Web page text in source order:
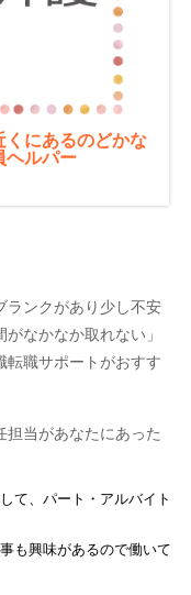
くにあるのどかな
ヘルパー
ランクがあり少し不安
なかなか取れない」
転職サポートがおすす
担当があなたにあった
て、 パート・アルバイト
も興味があるので働いて